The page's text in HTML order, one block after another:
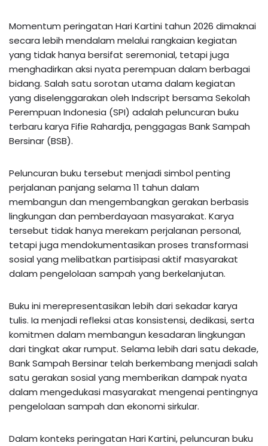
Momentum peringatan Hari Kartini tahun 2026 dimaknai
secara lebih mendalam melalui rangkaian kegiatan
yang tidak hanya bersifat seremonial, tetapi juga
menghadirkan aksi nyata perempuan dalam berbagai
bidang. Salah satu sorotan utama dalam kegiatan
yang diselenggarakan oleh Indscript bersama Sekolah
Perempuan Indonesia (SPI) adalah peluncuran buku
terbaru karya Fifie Rahardja, penggagas Bank Sampah
Bersinar (BSB).
Peluncuran buku tersebut menjadi simbol penting
perjalanan panjang selama 11 tahun dalam
membangun dan mengembangkan gerakan berbasis
lingkungan dan pemberdayaan masyarakat. Karya
tersebut tidak hanya merekam perjalanan personal,
tetapi juga mendokumentasikan proses transformasi
sosial yang melibatkan partisipasi aktif masyarakat
dalam pengelolaan sampah yang berkelanjutan.
Buku ini merepresentasikan lebih dari sekadar karya
tulis. Ia menjadi refleksi atas konsistensi, dedikasi, serta
komitmen dalam membangun kesadaran lingkungan
dari tingkat akar rumput. Selama lebih dari satu dekade,
Bank Sampah Bersinar telah berkembang menjadi salah
satu gerakan sosial yang memberikan dampak nyata
dalam mengedukasi masyarakat mengenai pentingnya
pengelolaan sampah dan ekonomi sirkular.
Dalam konteks peringatan Hari Kartini, peluncuran buku